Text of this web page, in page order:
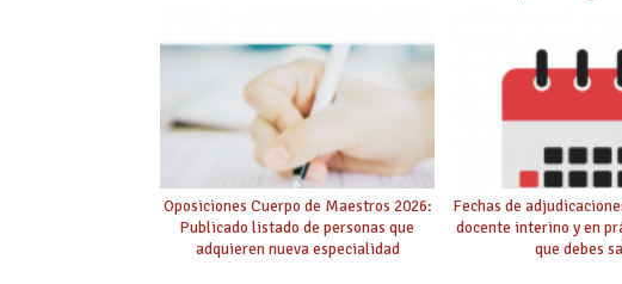
Oposiciones Cuerpo de Maestros 2026:
Publicado listado de personas que
adquieren nueva especialidad
Fechas de
docente interino y en
que debes